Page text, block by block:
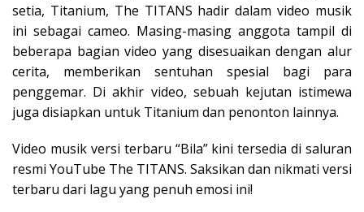
setia, Titanium, The TITANS hadir dalam video musik
ini sebagai cameo. Masing-masing anggota tampil di
beberapa bagian video yang disesuaikan dengan alur
cerita, memberikan sentuhan spesial bagi para
penggemar. Di akhir video, sebuah kejutan istimewa
juga disiapkan untuk Titanium dan penonton lainnya.
Video musik versi terbaru “Bila” kini tersedia di saluran
resmi YouTube The TITANS. Saksikan dan nikmati versi
terbaru dari lagu yang penuh emosi ini!